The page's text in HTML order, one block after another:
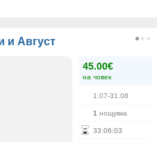
и Август
45.00€
на човек
1.07-31.08
1 нощувка
33:06:03